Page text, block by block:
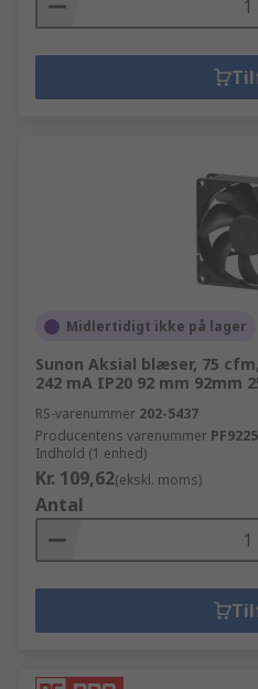
Midlertidigt ikke på lager
Sunon Aksial blæser, 75 cfm,
242 mA IP20 92 mm 92mm
RS-varenummer 202-5437
Producentens varenummer
Indhold (1 enhed)
Kr. 109,62(ekskl. moms)
Antal